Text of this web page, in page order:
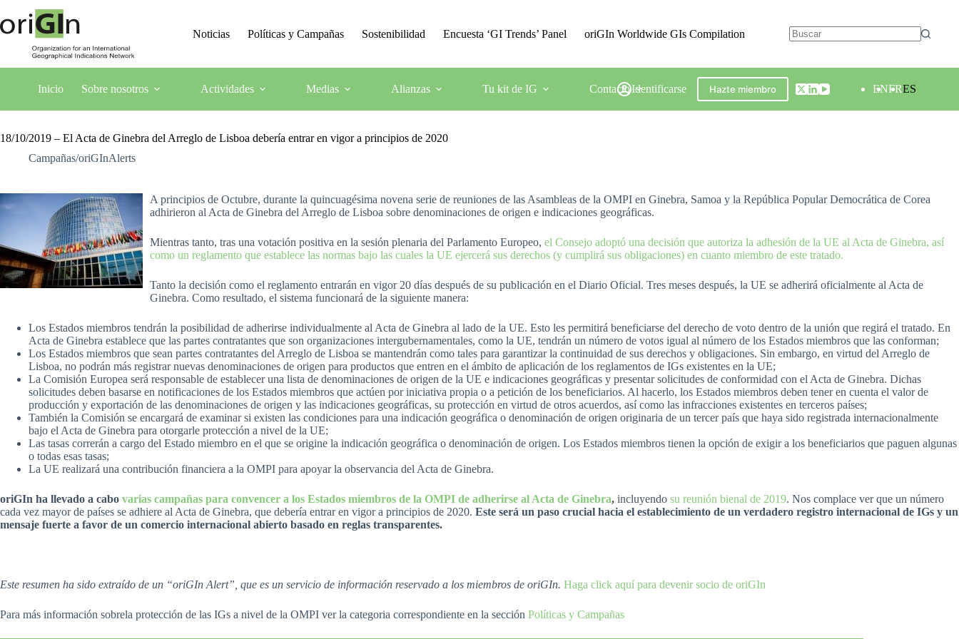
Noticias Políticas y Campañas Sostenibilidad Encuesta ‘GI Trends’ Panel oriGIn Worldwide GIs Compilation
Inicio Sobre nosotros Actividades Medias Alianzas Tu kit de IG ContactoIdentificarse Hazte miembro ENFRES
18/10/2019 – El Acta de Ginebra del Arreglo de Lisboa debería entrar en vigor a principios de 2020
Campañas/oriGInAlerts
A principios de Octubre, durante la quincuagésima novena serie de reuniones de las Asambleas de la OMPI en Ginebra, Samoa y la República Popular Democrática de Corea
adhirieron al Acta de Ginebra del Arreglo de Lisboa sobre denominaciones de origen e indicaciones geográficas.
Mientras tanto, tras una votación positiva en la sesión plenaria del Parlamento Europeo, el Consejo adoptó una decisión que autoriza la adhesión de la UE al Acta de Ginebra, así
como un reglamento que establece las normas bajo las cuales la UE ejercerá sus derechos (y cumplirá sus obligaciones) en cuanto miembro de este tratado.
Tanto la decisión como el reglamento entrarán en vigor 20 días después de su publicación en el Diario Oficial. Tres meses después, la UE se adherirá oficialmente al Acta de
Ginebra. Como resultado, el sistema funcionará de la siguiente manera:
Los Estados miembros tendrán la posibilidad de adherirse individualmente al Acta de Ginebra al lado de la UE. Esto les permitirá beneficiarse del derecho de voto dentro de la unión que regirá el tratado. En
Acta de Ginebra establece que las partes contratantes que son organizaciones intergubernamentales, como la UE, tendrán un número de votos igual al número de los Estados miembros que las conforman;
Los Estados miembros que sean partes contratantes del Arreglo de Lisboa se mantendrán como tales para garantizar la continuidad de sus derechos y obligaciones. Sin embargo, en virtud del Arreglo de
Lisboa, no podrán más registrar nuevas denominaciones de origen para productos que entren en el ámbito de aplicación de los reglamentos de IGs existentes en la UE;
La Comisión Europea será responsable de establecer una lista de denominaciones de origen de la UE e indicaciones geográficas y presentar solicitudes de conformidad con el Acta de Ginebra. Dichas
solicitudes deben basarse en notificaciones de los Estados miembros que actúen por iniciativa propia o a petición de los beneficiarios. Al hacerlo, los Estados miembros deben tener en cuenta el valor de
producción y exportación de las denominaciones de origen y las indicaciones geográficas, su protección en virtud de otros acuerdos, así como las infracciones existentes en terceros países;
También la Comisión se encargará de examinar si existen las condiciones para una indicación geográfica o denominación de origen originaria de un tercer país que haya sido registrada internacionalmente
bajo el Acta de Ginebra para otorgarle protección a nivel de la UE;
Las tasas correrán a cargo del Estado miembro en el que se origine la indicación geográfica o denominación de origen. Los Estados miembros tienen la opción de exigir a los beneficiarios que paguen algunas
o todas esas tasas;
La UE realizará una contribución financiera a la OMPI para apoyar la observancia del Acta de Ginebra.
oriGIn ha llevado a cabo varias campañas para convencer a los Estados miembros de la OMPI de adherirse al Acta de Ginebra, incluyendo su reunión bienal de 2019. Nos complace ver que un número
cada vez mayor de países se adhiere al Acta de Ginebra, que debería entrar en vigor a principios de 2020. Este será un paso crucial hacia el establecimiento de un verdadero registro internacional de IGs y un
mensaje fuerte a favor de un comercio internacional abierto basado en reglas transparentes.
Este resumen ha sido extraído de un “oriGIn Alert”, que es un servicio de información reservado a los miembros de oriGIn. Haga click aquí para devenir socio de oriGIn
Para más información sobrela protección de las IGs a nivel de la OMPI ver la categoria correspondiente en la sección Políticas y Campañas